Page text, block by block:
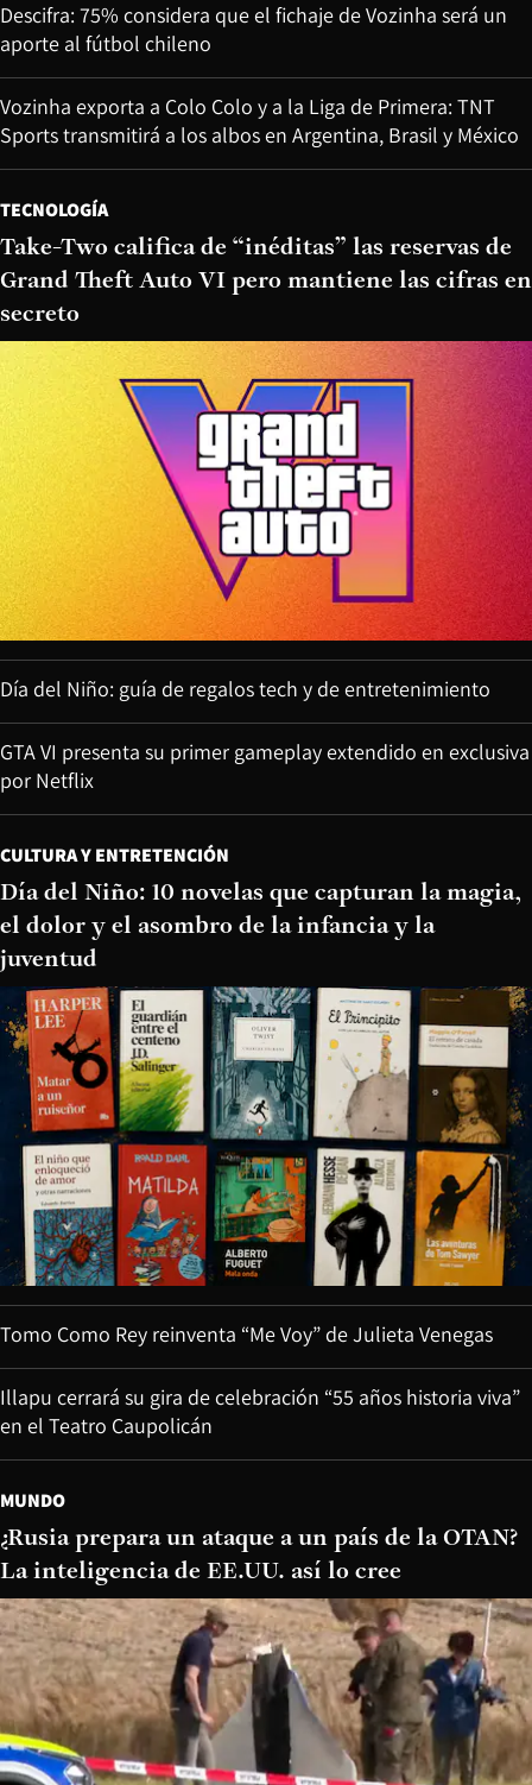
Descifra: 75% considera que el fichaje de Vozinha será un
aporte al fútbol chileno
Vozinha exporta a Colo Colo y a la Liga de Primera: TNT
Sports transmitirá a los albos en Argentina, Brasil y México
TECNOLOGÍA
Take-Two califica de “inéditas” las reservas de
Grand Theft Auto VI pero mantiene las cifras en
secreto
Día del Niño: guía de regalos tech y de entretenimiento
GTA VI presenta su primer gameplay extendido en exclusiva
por Netflix
CULTURA Y ENTRETENCIÓN
Día del Niño: 10 novelas que capturan la magia,
el dolor y el asombro de la infancia y la
juventud
Tomo Como Rey reinventa “Me Voy” de Julieta Venegas
Illapu cerrará su gira de celebración “55 años historia viva”
en el Teatro Caupolicán
MUNDO
¿Rusia prepara un ataque a un país de la OTAN?
La inteligencia de EE.UU. así lo cree